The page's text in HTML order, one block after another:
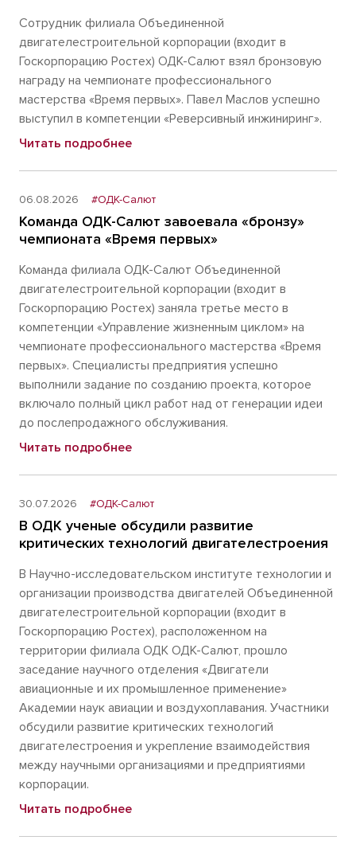
Сотрудник филиала Объединенной
двигателестроительной корпорации (входит в
Госкорпорацию Ростех) ОДК-Салют взял бронзовую
награду на чемпионате профессионального
мастерства «Время первых». Павел Маслов успешно
выступил в компетенции «Реверсивный инжиниринг».
Читать подробнее
06.08.2026 #ОДК-Салют
Команда ОДК-Салют завоевала «бронзу»
чемпионата «Время первых»
Команда филиала ОДК-Салют Объединенной
двигателестроительной корпорации (входит в
Госкорпорацию Ростех) заняла третье место в
компетенции «Управление жизненным циклом» на
чемпионате профессионального мастерства «Время
первых». Специалисты предприятия успешно
выполнили задание по созданию проекта, которое
включало полный цикл работ над от генерации идеи
до послепродажного обслуживания.
Читать подробнее
30.07.2026 #ОДК-Салют
В ОДК ученые обсудили развитие
критических технологий двигателестроения
В Научно-исследовательском институте технологии и
организации производства двигателей Объединенной
двигателестроительной корпорации (входит в
Госкорпорацию Ростех), расположенном на
территории филиала ОДК ОДК-Салют, прошло
заседание научного отделения «Двигатели
авиационные и их промышленное применение»
Академии наук авиации и воздухоплавания. Участники
обсудили развитие критических технологий
двигателестроения и укрепление взаимодействия
между научными организациями и предприятиями
корпорации.
Читать подробнее